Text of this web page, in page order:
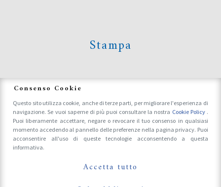
Stampa
Accrediti Stampa e Fotografi
Follow Us On
Consenso Cookie
Questo sito utilizza cookie, anche di terze parti, per migliorare l'esperienza di
navigazione. Se vuoi saperne di più puoi consultare la nostra Cookie Policy .
Puoi liberamente accettare, negare o revocare il tuo consenso in qualsiasi
momento accedendo al pannello delle preferenze nella pagina privacy. Puoi
acconsentire all'uso di queste tecnologie acconsentendo a questa
informativa.
Accetta tutto